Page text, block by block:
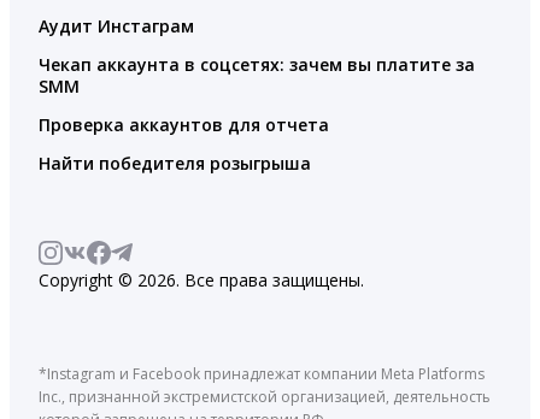
Аудит Инстаграм
Чекап аккаунта в соцсетях: зачем вы платите за
SMM
Проверка аккаунтов для отчета
Найти победителя розыгрыша
Copyright © 2026. Все права защищены.
*Instagram и Facebook принадлежат компании Meta Platforms
Inc., признанной экстремистской организацией, деятельность